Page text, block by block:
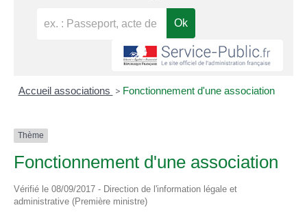
Accueil associations > Fonctionnement d'une association
Thème
Fonctionnement d'une association
Vérifié le 08/09/2017 - Direction de l'information légale et
administrative (Première ministre)